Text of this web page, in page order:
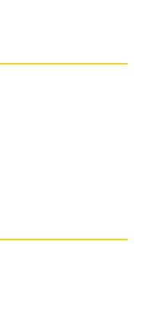
SIG.